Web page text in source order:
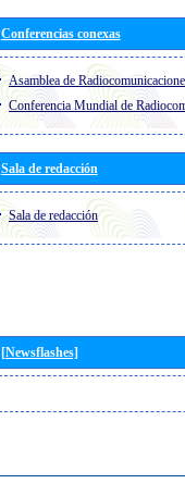
Conferencias conexas
Asamblea de
Conferencia Mundial de
Sala de redacción
Sala de redacción
[Newsflashes]